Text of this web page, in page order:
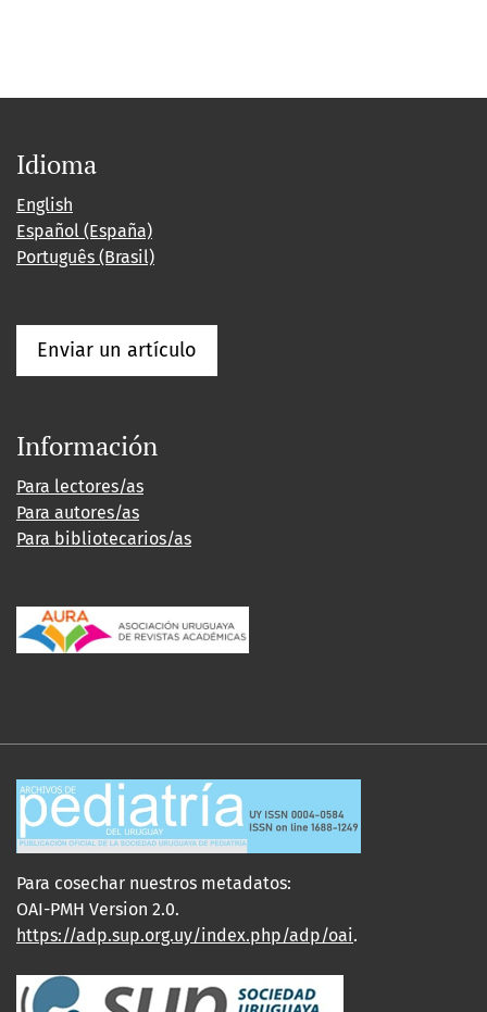
Idioma
English
Español (España)
Português (Brasil)
Enviar un artículo
Información
Para lectores/as
Para autores/as
Para bibliotecarios/as
Para cosechar nuestros metadatos:
OAI-PMH Version 2.0.
https://adp.sup.org.uy/index.php/adp/oai.